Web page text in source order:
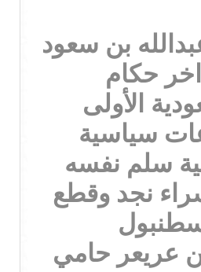
عبدالله بن سعود
حكام
الأولى
سياسية
سلم نفسه
نجد وقطع
عريعر حامي